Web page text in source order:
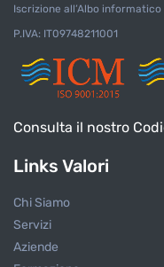
metodologico e
· Contratto: Tempo
alla seniority del
pasto, cellulare
candidati
Iscrizione all’Albo
P.IVA: IT09748211001
Consulta il nostro
Links Valori
Chi Siamo
Servizi
Aziende